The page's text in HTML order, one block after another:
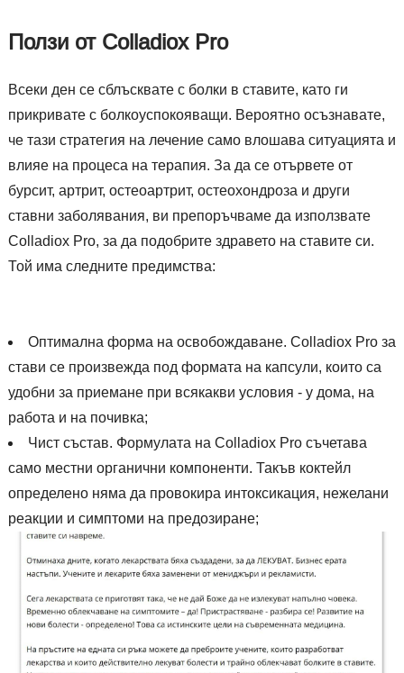
Ползи от Colladiox Pro
Всеки ден се сблъсквате с болки в ставите, като ги
прикривате с болкоуспокояващи. Вероятно осъзнавате,
че тази стратегия на лечение само влошава ситуацията и
влияе на процеса на терапия. За да се отървете от
бурсит, артрит, остеоартрит, остеохондроза и други
ставни заболявания, ви препоръчваме да използвате
Colladiox Pro, за да подобрите здравето на ставите си.
Той има следните предимства:
Оптимална форма на освобождаване. Colladiox Pro за
стави се произвежда под формата на капсули, които са
удобни за приемане при всякакви условия - у дома, на
работа и на почивка;
Чист състав. Формулата на Colladiox Pro съчетава
само местни органични компоненти. Такъв коктейл
определено няма да провокира интоксикация, нежелани
реакции и симптоми на предозиране;